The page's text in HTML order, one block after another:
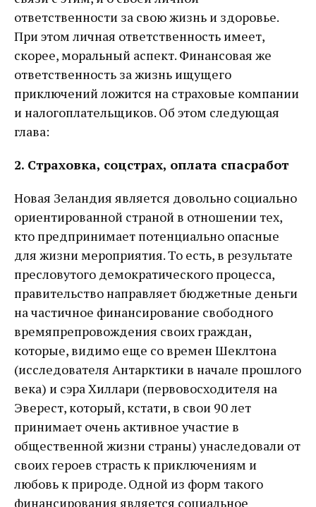
ответственности за свою жизнь и здоровье.
При этом личная ответственность имеет,
скорее, моральный аспект. Финансовая же
ответственность за жизнь ищущего
приключений ложится на страховые компании
и налогоплательщиков. Об этом следующая
глава:
2. Страховка, соцстрах, оплата спасработ
Новая Зеландия является довольно социально
ориентированной страной в отношении тех,
кто предпринимает потенциально опасные
для жизни мероприятия. То есть, в результате
пресловутого демократического процесса,
правительство направляет бюджетные деньги
на частичное финансирование свободного
времяпрепровождения своих граждан,
которые, видимо еще со времен Шеклтона
(исследователя Антарктики в начале прошлого
века) и сэра Хиллари (первовосходителя на
Эверест, который, кстати, в свои 90 лет
принимает очень активное участие в
общественной жизни страны) унаследовали от
своих героев страсть к приключениям и
любовь к природе. Одной из форм такого
финансирования является социальное